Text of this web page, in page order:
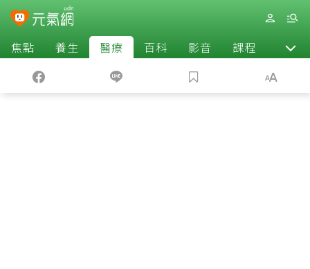
焦點 養生 醫療 百科 影音 課程 退休